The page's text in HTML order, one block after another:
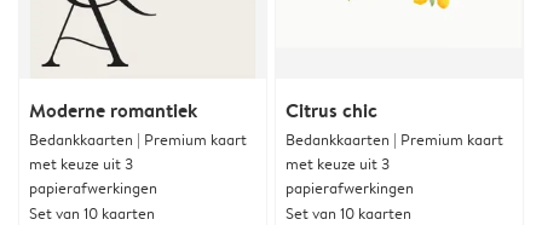
Moderne romantiek
Bedankkaarten | Premium kaart
met keuze uit 3
papierafwerkingen
Set van 10 kaarten
Citrus chic
Bedankkaarten | Premium kaart
met keuze uit 3
papierafwerkingen
Set van 10 kaarten